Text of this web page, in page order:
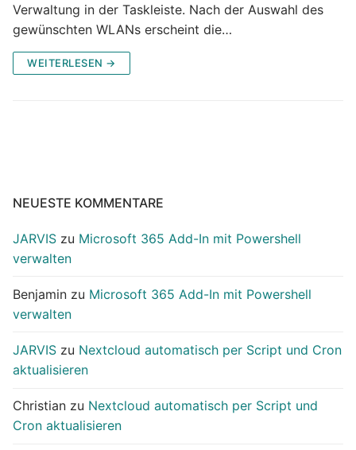
Verwaltung in der Taskleiste. Nach der Auswahl des
gewünschten WLANs erscheint die…
WEITERLESEN →
NEUESTE KOMMENTARE
JARVIS zu Microsoft 365 Add-In mit Powershell
verwalten
Benjamin zu Microsoft 365 Add-In mit Powershell
verwalten
JARVIS zu Nextcloud automatisch per Script und Cron
aktualisieren
Christian zu Nextcloud automatisch per Script und
Cron aktualisieren